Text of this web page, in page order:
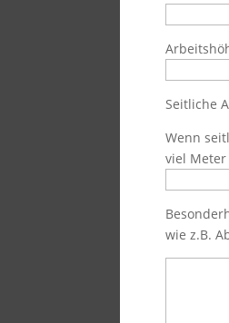
Seitliche
Wenn
viel
wie z.B.